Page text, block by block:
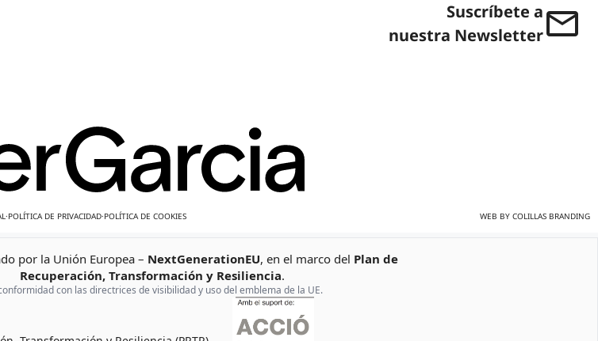
Suscríbete a
nuestra Newsletter
·POLÍTICA DE PRIVACIDAD·POLÍTICA DE COOKIES WEB BY COLILLAS BRANDING
por la Unión Europea – NextGenerationEU, en el marco del Plan de
Recuperación, Transformación y Resiliencia.
con las directrices de visibilidad y uso del emblema de la UE.